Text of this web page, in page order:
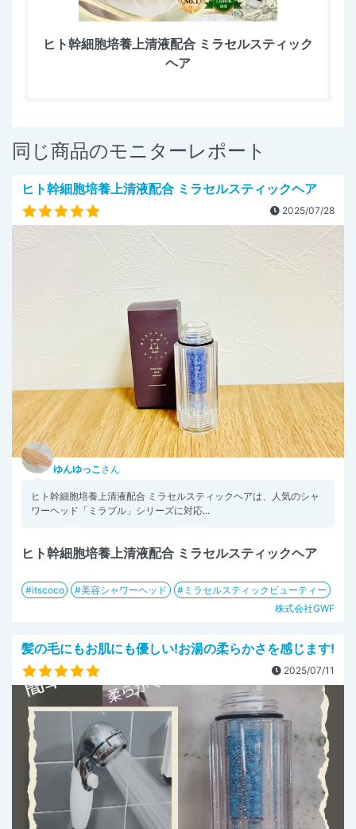
ヒト幹細胞培養上清液配合 ミラセルスティック
ヘア
同じ商品のモニターレポート
ヒト幹細胞培養上清液配合 ミラセルスティックヘア
2025/07/28
ゆんゆっこさん
ヒト幹細胞培養上清液配合 ミラセルスティックヘアは、人気のシャ
ワーヘッド「ミラブル」シリーズに対応...
ヒト幹細胞培養上清液配合 ミラセルスティックヘア
itscoco 美容シャワーヘッド
ミラセルスティックビューティー
株式会社GWF
髪の毛にもお肌にも優しい!お湯の柔らかさを感じます!
2025/07/11